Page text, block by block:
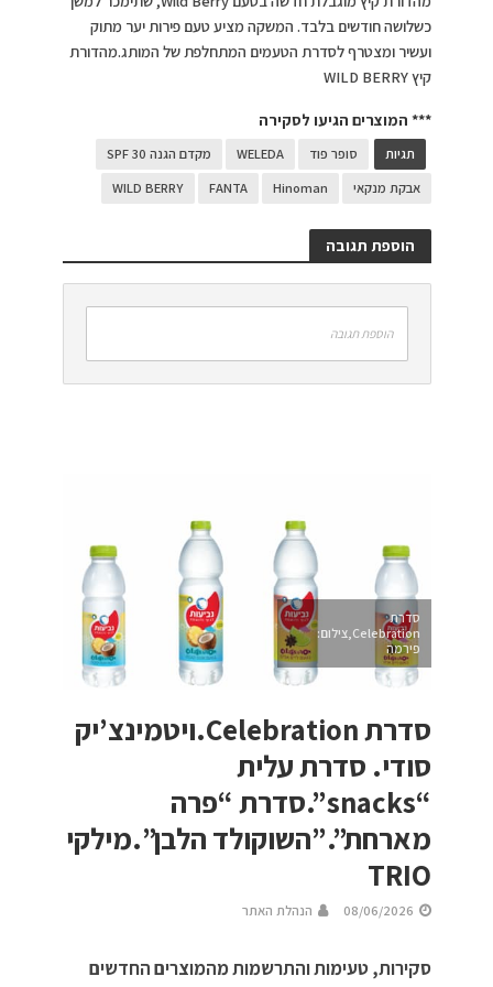
כשלושה חודשים בלבד. המשקה מציע טעם פירות יער מתוק
ועשיר ומצטרף לסדרת הטעמים המתחלפת של המותג.מהדורת
קיץ WILD BERRY
*** המוצרים הגיעו לסקירה
תגיות סופר פוד WELEDA
מקדם הגנה 30 SPF
אבקת מנקאי
Hinoman
FANTA
WILD BERRY
הוספת תגובה
הוספת תגובה
סדרת
Celebration,צילום:
פירמה
סדרת Celebration.ויטמינצ’יק
סודי. סדרת עלית
“snacks”.סדרת “פרה
מארחת”.”השוקולד הלבן”.מילקי
TRIO
08/06/2026 הנהלת האתר
סקירות, טעימות והתרשמות מהמוצרים החדשים